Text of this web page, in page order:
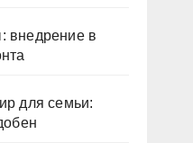
внедрение в
для семьи: